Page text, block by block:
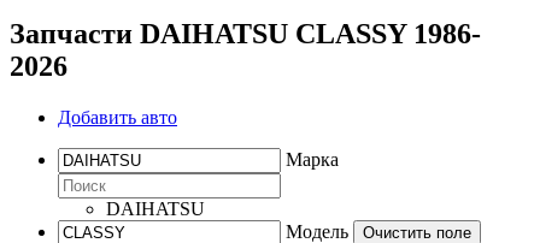
Запчасти DAIHATSU CLASSY 1986-
2026
Добавить авто
Марка
DAIHATSU
Модель
Очистить поле